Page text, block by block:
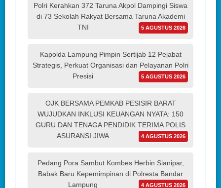
Polri Kerahkan 372 Taruna Akpol Dampingi Siswa
di 73 Sekolah Rakyat Bersama Taruna Akademi
TNI
5 AGUSTUS 2026
Kapolda Lampung Pimpin Sertijab 12 Pejabat
Strategis, Perkuat Organisasi dan Pelayanan Polri
Presisi
5 AGUSTUS 2026
OJK BERSAMA PEMKAB PESISIR BARAT
WUJUDKAN INKLUSI KEUANGAN NYATA: 150
GURU DAN TENAGA PENDIDIK TERIMA POLIS
ASURANSI JIWA
4 AGUSTUS 2026
Pedang Pora Sambut Kombes Herbin Sianipar,
Babak Baru Kepemimpinan di Polresta Bandar
Lampung
4 AGUSTUS 2026